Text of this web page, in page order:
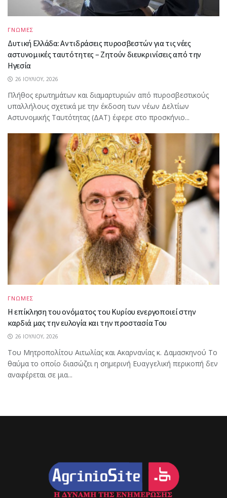
ΓΝΩΜΕΣ
Δυτική Ελλάδα: Αντιδράσεις πυροσβεστών για τις νέες
αστυνομικές ταυτότητες – Ζητούν διευκρινίσεις από την
Ηγεσία
26 ΙΟΥΛΊΟΥ, 2026
Πλήθος ερωτημάτων και διαμαρτυριών από πυροσβεστικούς
υπαλλήλους σχετικά με την έκδοση των νέων Δελτίων
Αστυνομικής Ταυτότητας (ΔΑΤ) έφερε στο προσκήνιο...
ΓΝΩΜΕΣ
Η επίκληση του ονόματος του Κυρίου ενεργοποιεί στην
καρδιά μας την ευλογία και την προστασία Του
26 ΙΟΥΛΊΟΥ, 2026
Του Μητροπολίτου Αιτωλίας και Ακαρνανίας κ. Δαμασκηνού Το
θαύμα το οποίο διασώζει η σημερινή Ευαγγελική περικοπή δεν
αναφέρεται σε μια...